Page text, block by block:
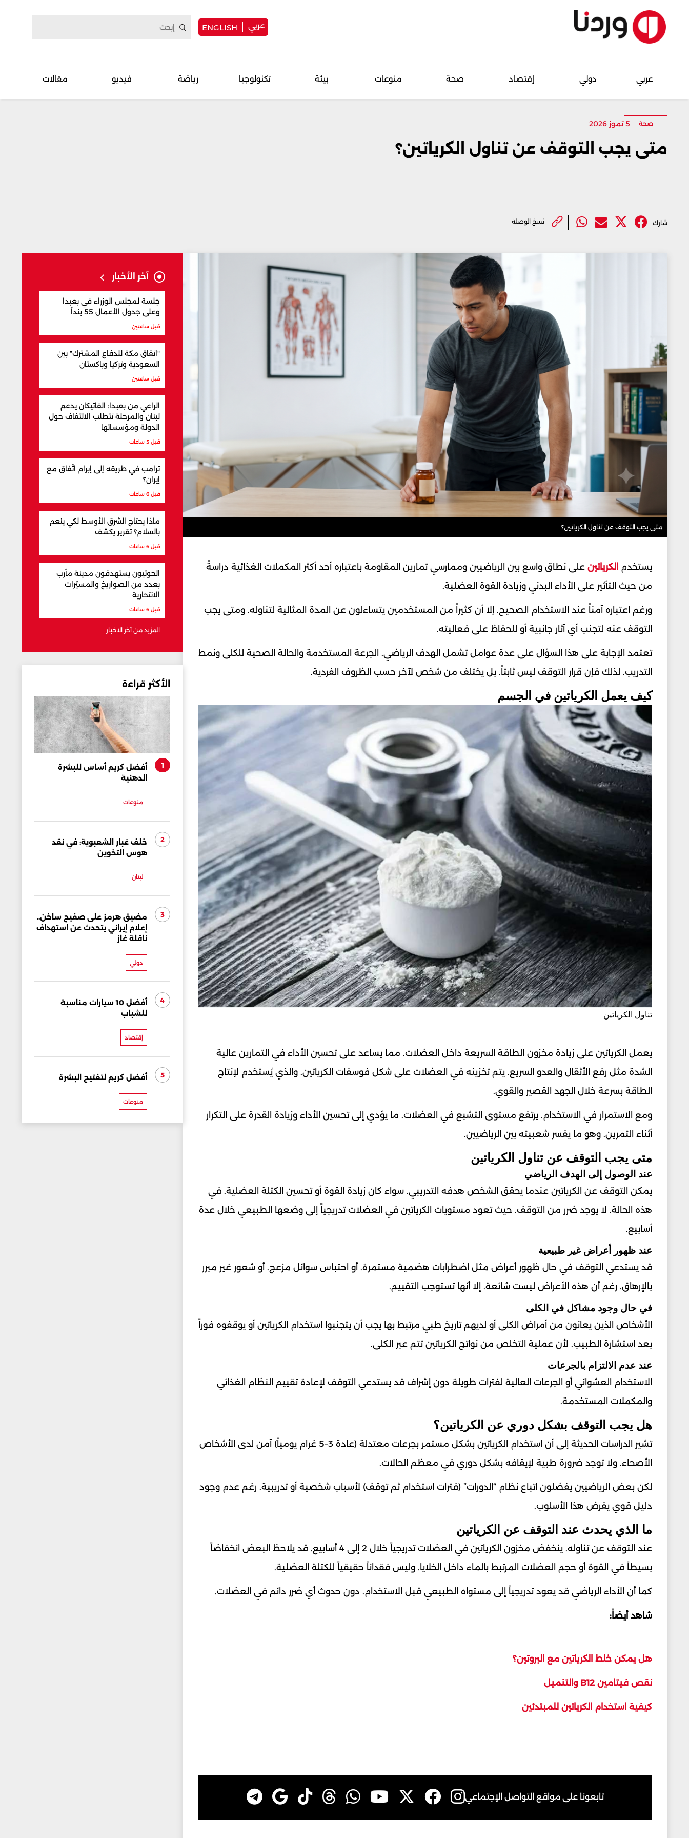
عربي ENGLISH
عربي دولي إقتصاد صحة منوعات بيئة تكنولوجيا رياضة فيديو مقالات
صحة 5 تموز 2026
متى يجب التوقف عن تناول الكرياتين؟
شارك نسخ الوصلة
متى يجب التوقف عن تناول الكرياتين؟
يستخدم الكرياتين على نطاق واسع بين الرياضيين وممارسي تمارين المقاومة باعتباره أحد أكثر المكملات الغذائية دراسةً
من حيث التأثير على الأداء البدني وزيادة القوة العضلية.
ورغم اعتباره آمناً عند الاستخدام الصحيح. إلا أن كثيراً من المستخدمين يتساءلون عن المدة المثالية لتناوله. ومتى يجب
التوقف عنه لتجنب أي آثار جانبية أو للحفاظ على فعاليته.
تعتمد الإجابة على هذا السؤال على عدة عوامل تشمل الهدف الرياضي. الجرعة المستخدمة والحالة الصحية للكلى ونمط
التدريب. لذلك فإن قرار التوقف ليس ثابتاً. بل يختلف من شخص لآخر حسب الظروف الفردية.
كيف يعمل الكرياتين في الجسم
تناول الكرياتين
يعمل الكرياتين على زيادة مخزون الطاقة السريعة داخل العضلات. مما يساعد على تحسين الأداء في التمارين عالية
الشدة مثل رفع الأثقال والعدو السريع. يتم تخزينه في العضلات على شكل فوسفات الكرياتين. والذي يُستخدم لإنتاج
الطاقة بسرعة خلال الجهد القصير والقوي.
ومع الاستمرار في الاستخدام. يرتفع مستوى التشبع في العضلات. ما يؤدي إلى تحسين الأداء وزيادة القدرة على التكرار
أثناء التمرين. وهو ما يفسر شعبيته بين الرياضيين.
متى يجب التوقف عن تناول الكرياتين
عند الوصول إلى الهدف الرياضي
يمكن التوقف عن الكرياتين عندما يحقق الشخص هدفه التدريبي. سواء كان زيادة القوة أو تحسين الكتلة العضلية. في
هذه الحالة. لا يوجد ضرر من التوقف. حيث تعود مستويات الكرياتين في العضلات تدريجياً إلى وضعها الطبيعي خلال عدة
أسابيع.
عند ظهور أعراض غير طبيعية
قد يستدعي التوقف في حال ظهور أعراض مثل اضطرابات هضمية مستمرة. أو احتباس سوائل مزعج. أو شعور غير مبرر
بالإرهاق. رغم أن هذه الأعراض ليست شائعة. إلا أنها تستوجب التقييم.
في حال وجود مشاكل في الكلى
الأشخاص الذين يعانون من أمراض الكلى أو لديهم تاريخ طبي مرتبط بها يجب أن يتجنبوا استخدام الكرياتين أو يوقفوه فوراً
بعد استشارة الطبيب. لأن عملية التخلص من نواتج الكرياتين تتم عبر الكلى.
عند عدم الالتزام بالجرعات
الاستخدام العشوائي أو الجرعات العالية لفترات طويلة دون إشراف قد يستدعي التوقف لإعادة تقييم النظام الغذائي
والمكملات المستخدمة.
هل يجب التوقف بشكل دوري عن الكرياتين؟
تشير الدراسات الحديثة إلى أن استخدام الكرياتين بشكل مستمر بجرعات معتدلة (عادة 3–5 غرام يومياً) آمن لدى الأشخاص
الأصحاء. ولا توجد ضرورة طبية لإيقافه بشكل دوري في معظم الحالات.
لكن بعض الرياضيين يفضلون اتباع نظام “الدورات” (فترات استخدام ثم توقف) لأسباب شخصية أو تدريبية. رغم عدم وجود
دليل قوي يفرض هذا الأسلوب.
ما الذي يحدث عند التوقف عن الكرياتين
عند التوقف عن تناوله. ينخفض مخزون الكرياتين في العضلات تدريجياً خلال 2 إلى 4 أسابيع. قد يلاحظ البعض انخفاضاً
بسيطاً في القوة أو حجم العضلات المرتبط بالماء داخل الخلايا. وليس فقداناً حقيقياً للكتلة العضلية.
كما أن الأداء الرياضي قد يعود تدريجياً إلى مستواه الطبيعي قبل الاستخدام. دون حدوث أي ضرر دائم في العضلات.
شاهد أيضاً:
هل يمكن خلط الكرياتين مع البروتين؟
نقص فيتامين B12 والتنميل
كيفية استخدام الكرياتين للمبتدئين
تابعونا على مواقع التواصل الإجتماعي
آخر الأخبار
جلسة لمجلس الوزراء في بعبدا
وعلى جدول الأعمال 55 بنداً
قبل ساعتين
"اتفاق مكة للدفاع المشترك" بين
السعودية وتركيا وباكستان
قبل ساعتين
الراعي من بعبدا: الفاتيكان يدعم
لبنان والمرحلة تتطلب الالتفاف حول
الدولة ومؤسساتها
قبل 5 ساعات
ترامب في طريقه إلى إبرام اتّفاق مع
إيران؟
قبل 6 ساعات
ماذا يحتاج الشرق الأوسط لكي ينعم
بالسلام؟ تقرير يكشف
قبل 6 ساعات
الحوثيون يستهدفون مدينة مأرب
بعدد من الصواريخ والمسيّرات
الانتحارية
قبل 6 ساعات
المزيد من آخر الاخبار
الأكثر قراءة
1
أفضل كريم أساس للبشرة
الدهنية
منوعات
2
خلف غبار الشعبوية: في نقد
هوس التخوين
لبنان
3
مضيق هرمز على صفيح ساخن..
إعلام إيراني يتحدث عن استهداف
ناقلة غاز
دولي
4
أفضل 10 سيارات مناسبة
للشباب
إقتصاد
5 أفضل كريم لتفتيح البشرة
منوعات